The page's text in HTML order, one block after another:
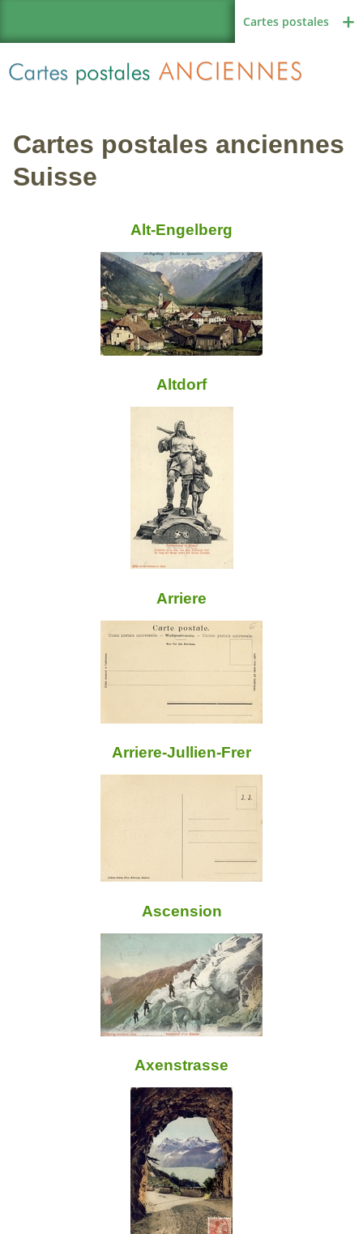
Cartes postales
Autres pays
Thèmes
Cartes postales anciennes
Suisse
Alt-Engelberg
Altdorf
Arriere
Arriere-Jullien-Frer
Ascension
Axenstrasse